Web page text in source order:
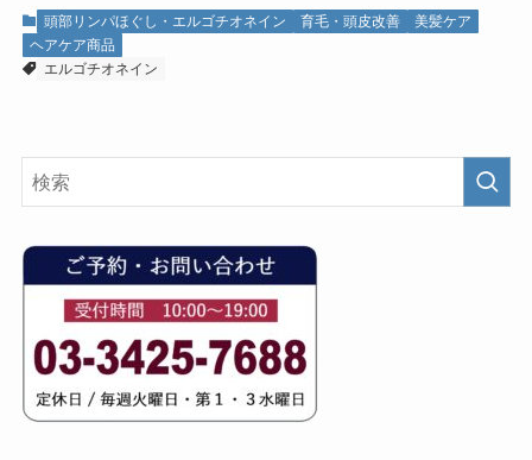
頭部リンパほぐし・エルゴチオネイン 育毛・頭皮改善
美髪ケア
ヘアケア商品
エルゴチオネイン